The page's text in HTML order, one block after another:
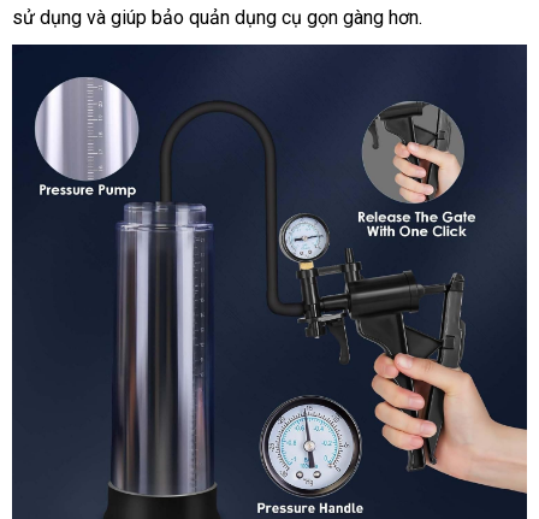
sử dụng hàng
nhái
và giúp bảo quản dụng cụ gọn gàng hơn.